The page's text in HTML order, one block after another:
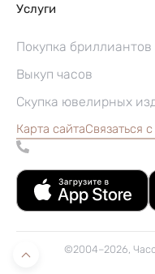
Услуги
Покупка бриллиантов
Выкуп часов
Скупка ювелирных
Карта сайтаСвязаться
©2004–2026,